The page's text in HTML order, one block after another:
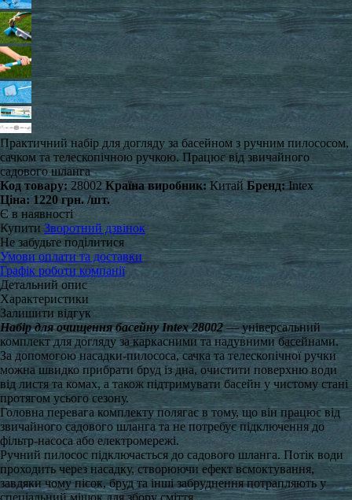
Практичний набір для догляду за басейном з ручним пилососом,
сачком та телескопічною ручкою. Працює від звичайного
садового шланга
Код товару: 28002 Країна виробник:Китай Бренд:Intex
Ціна:1220 грн./шт.
Є в наявності
Купити Зворотний дзвінок
Не забудьте поділитися
Умови оплати та доставки
Графік роботи компанії
Детальний опис
Характеристики
Залишити відгук
Набір для очищення басейну Intex 28002— універсальний
комплект для догляду за каркасними та надувними басейнами.
За допомогою насадки-пилососа, сачка та телескопічної ручки
можна швидко прибрати бруд із дна, очистити поверхню води
від листя та комах, а також підтримувати басейн у чистому стані
протягом усього сезону.
Головна перевага комплекту полягає в тому, що він працює від
звичайного садового шланга та не потребує підключення до
фільтр-насоса або електромережі.
Ручний пилосос підключається до садового шланга. Потік води
проходить через насадку, створюючи ефект всмоктування,
завдяки чому пісок, бруд та інші забруднення потрапляють у
спеціальний мішок для збору сміття.